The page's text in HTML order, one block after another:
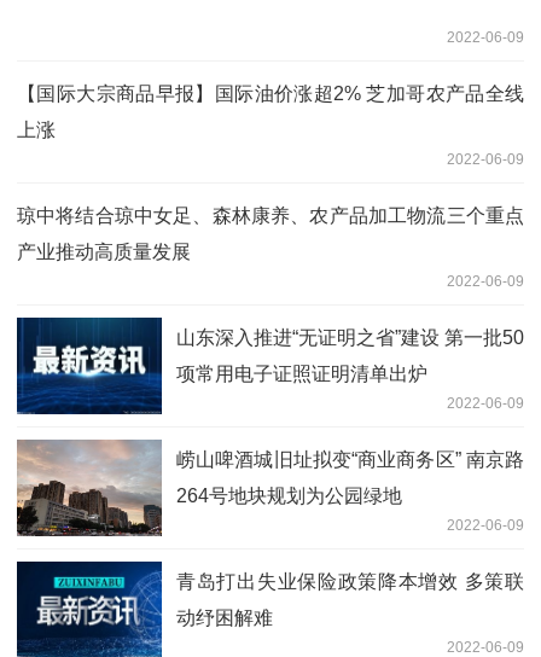
2022-06-09
【国际大宗商品早报】国际油价涨超2% 芝加哥农产品全线
上涨
2022-06-09
琼中将结合琼中女足、森林康养、农产品加工物流三个重点
产业推动高质量发展
2022-06-09
山东深入推进“无证明之省”建设 第一批50
项常用电子证照证明清单出炉
2022-06-09
崂山啤酒城旧址拟变“商业商务区” 南京路
264号地块规划为公园绿地
2022-06-09
青岛打出失业保险政策降本增效 多策联
动纾困解难
2022-06-09